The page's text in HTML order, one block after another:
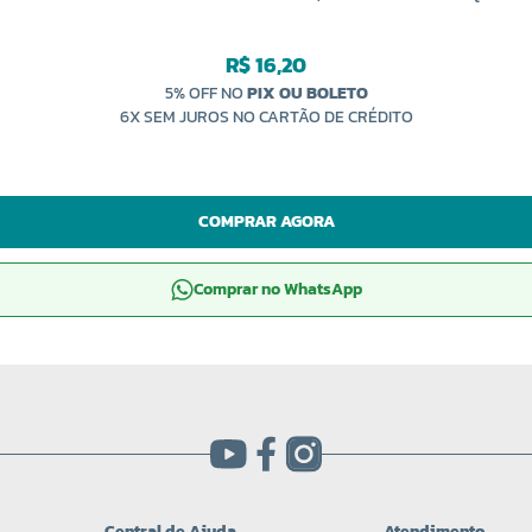
R$ 16,20
5% OFF NOPIX OU BOLETO
6X SEM JUROS NO CARTÃO DE CRÉDITO
COMPRAR AGORA
Comprar no WhatsApp